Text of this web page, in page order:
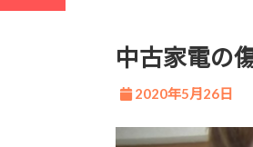
中古家電の
2020年5月26日